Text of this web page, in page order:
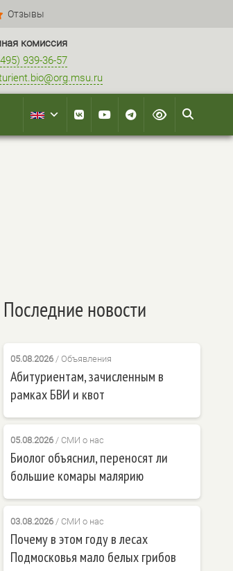
Отзывы
комиссия
939-36-57
Последние новости
05.08.2026/ Объявления
Абитуриентам, зачисленным в
рамках БВИ и квот
05.08.2026/ СМИ о нас
Биолог объяснил, переносят ли
большие комары малярию
03.08.2026/ СМИ о нас
Почему в этом году в лесах
Подмосковья мало белых грибов